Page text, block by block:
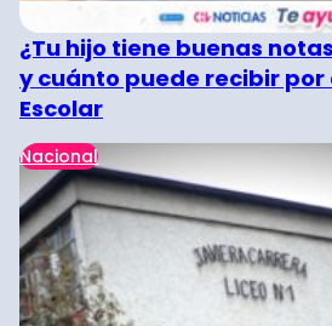
¿Tu hijo tiene buenas
y cuánto puede recibir por
Escolar
Nacional